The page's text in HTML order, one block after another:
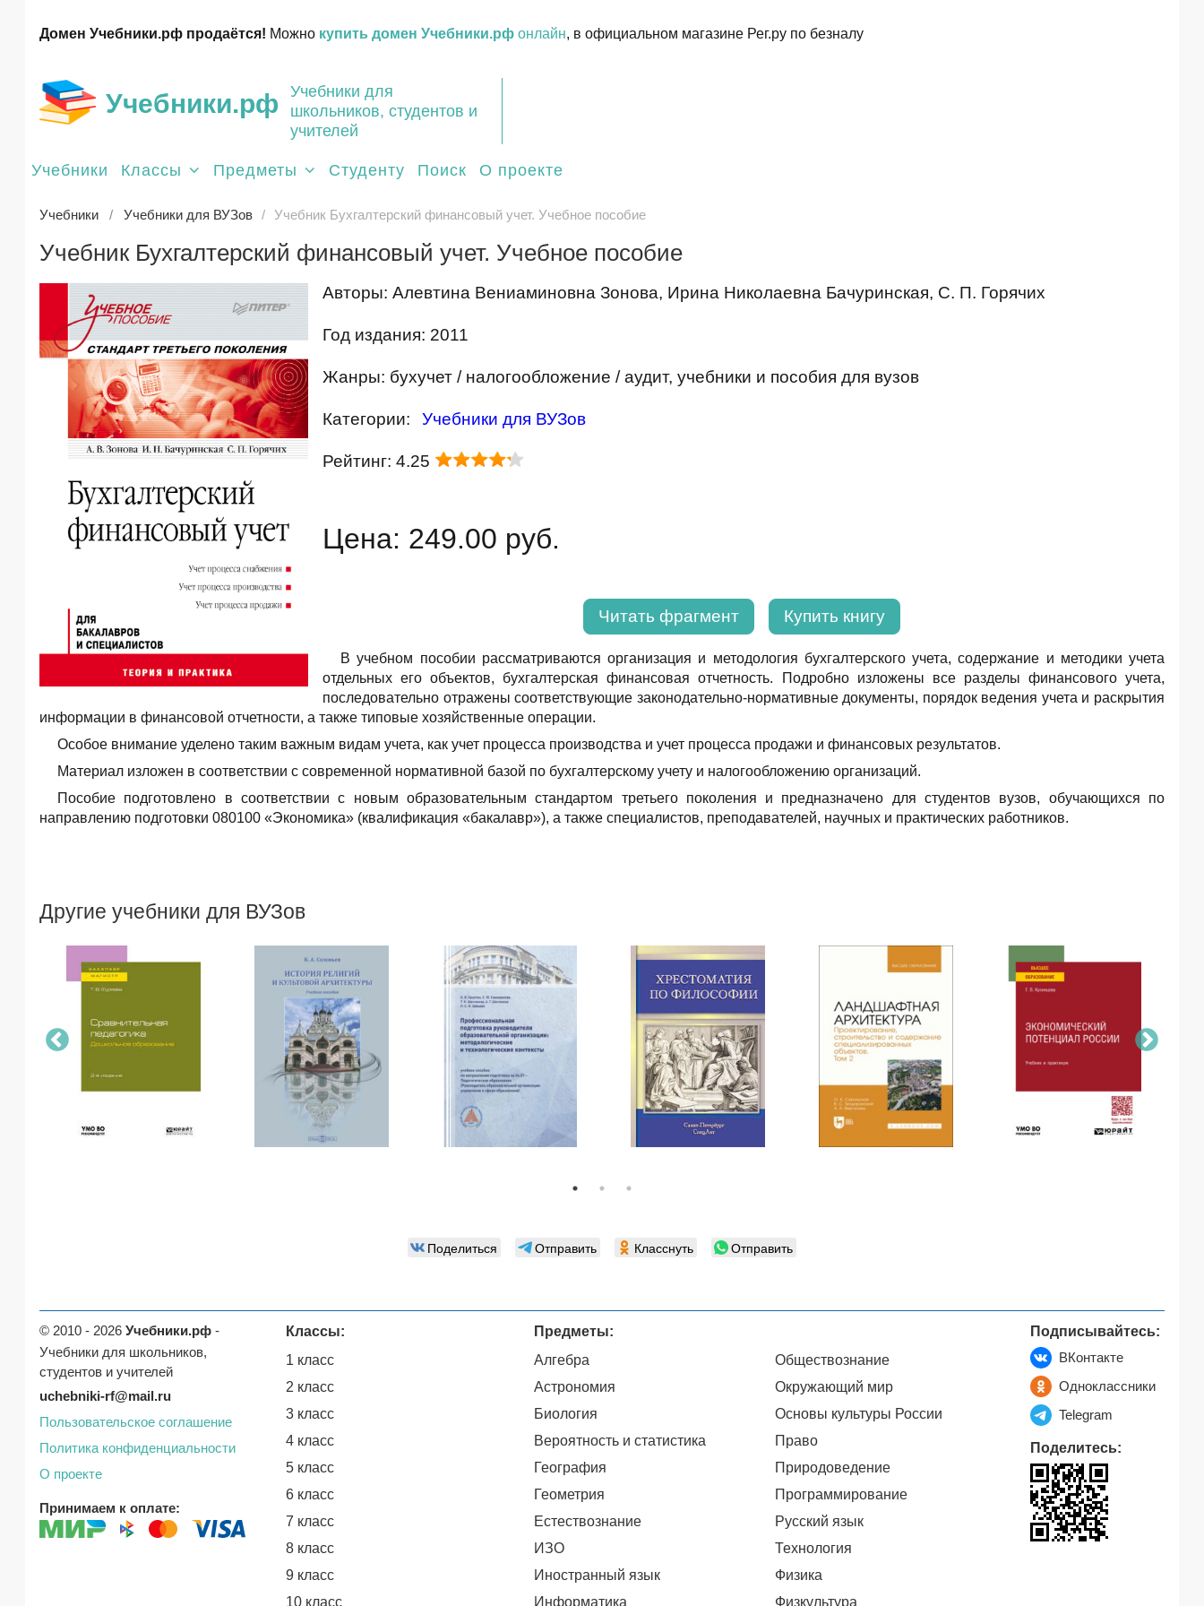
Домен Учебники.рф продаётся! Можно купить домен Учебники.рф онлайн, в официальном магазине Рег.ру по безналу
Учебники.рф
Учебники для
школьников, студентов и
учителей
Учебники Классы Предметы Студенту Поиск О проекте
Учебники Учебники для ВУЗов Учебник Бухгалтерский финансовый учет. Учебное пособие
Учебник Бухгалтерский финансовый учет. Учебное пособие
Авторы: Алевтина Вениаминовна Зонова, Ирина Николаевна Бачуринская, С. П. Горячих
Год издания: 2011
Жанры: бухучет / налогообложение / аудит, учебники и пособия для вузов
Категории: Учебники для ВУЗов
Рейтинг: 4.25
Цена: 249.00 руб.
Читать фрагмент Купить книгу
В учебном пособии рассматриваются организация и методология бухгалтерского учета, содержание и методики учета
отдельных его объектов, бухгалтерская финансовая отчетность. Подробно изложены все разделы финансового учета,
последовательно отражены соответствующие законодательно-нормативные документы, порядок ведения учета и раскрытия
информации в финансовой отчетности, а также типовые хозяйственные операции.
Особое внимание уделено таким важным видам учета, как учет процесса производства и учет процесса продажи и финансовых результатов.
Материал изложен в соответствии с современной нормативной базой по бухгалтерскому учету и налогообложению организаций.
Пособие подготовлено в соответствии с новым образовательным стандартом третьего поколения и предназначено для студентов вузов, обучающихся по
направлению подготовки 080100 «Экономика» (квалификация «бакалавр»), а также специалистов, преподавателей, научных и практических работников.
Другие учебники для ВУЗов
Поделиться Отправить Класснуть Отправить
© 2010 - 2026 Учебники.рф -
Учебники для школьников,
студентов и учителей
uchebniki-rf@mail.ru
Пользовательское соглашение
Политика конфиденциальности
О проекте
Принимаем к оплате:
Классы:
1 класс
2 класс
3 класс
4 класс
5 класс
6 класс
7 класс
8 класс
9 класс
10 класс
Предметы:
Алгебра
Астрономия
Биология
Вероятность и статистика
География
Геометрия
Естествознание
ИЗО
Иностранный язык
Информатика
Обществознание
Окружающий мир
Основы культуры России
Право
Природоведение
Программирование
Русский язык
Технология
Физика
Физкультура
Подписывайтесь:
ВКонтакте
Одноклассники
Telegram
Поделитесь: